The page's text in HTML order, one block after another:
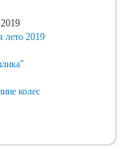
лето 2019
колес